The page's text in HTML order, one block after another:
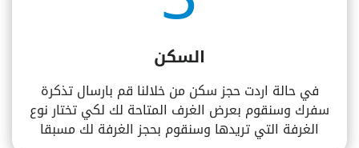
السكن
في حالة اردت حجز سكن من خلالنا قم بارسال تذكرة
سفرك وسنقوم بعرض الغرف المتاحة لك لكي تختار نوع
الغرفة التي تريدها وسنقوم بحجز الغرفة لك مسبقا